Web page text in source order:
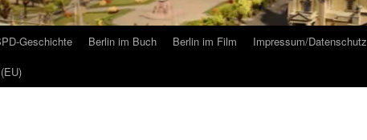
Geschichte Berlin im Buch Berlin im Film Impressum/Datenschutz